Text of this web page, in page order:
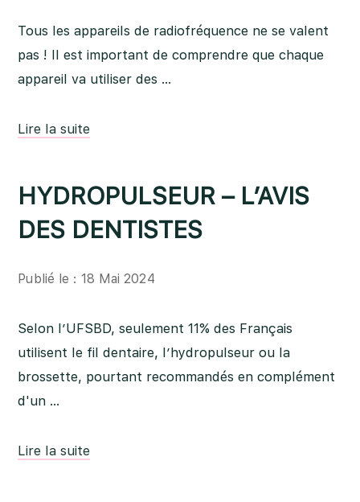
Tous les appareils de radiofréquence ne se valent
pas ! Il est important de comprendre que chaque
appareil va utiliser des …
Lire la suite
HYDROPULSEUR – L’AVIS
DES DENTISTES
Publié le : 18 Mai 2024
Selon l’UFSBD, seulement 11% des Français
utilisent le fil dentaire, l’hydropulseur ou la
brossette, pourtant recommandés en complément
d'un …
Lire la suite